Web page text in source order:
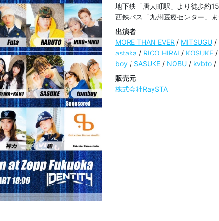
地下鉄「唐人町駅」より徒歩約
西鉄バス「九州医療センター」
出演者
MORE THAN EVER / MITSUGU /
astaka / RICO HIRAI / KOSUKE /
boy / SASUKE / NOBU / kvbto /
販売元
株式会社RaySTA